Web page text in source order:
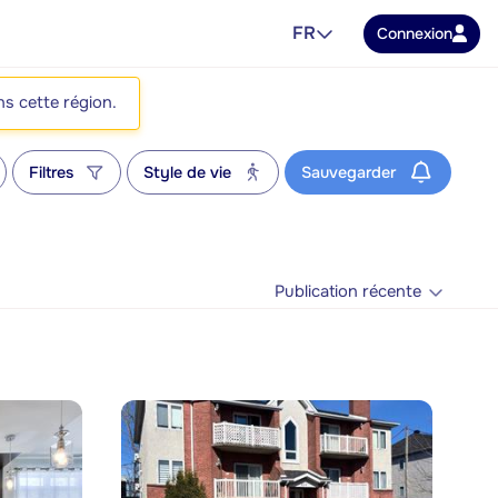
FR Connexion
cette région.
Filtres Style de vie Sauvegarder
Publication récente